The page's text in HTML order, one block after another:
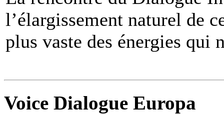
l’élargissement naturel de
plus vaste des énergies qui
Voice Dialogue Europa